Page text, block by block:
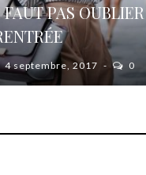
PAS OUBLIER
4 septembre, 2017 0